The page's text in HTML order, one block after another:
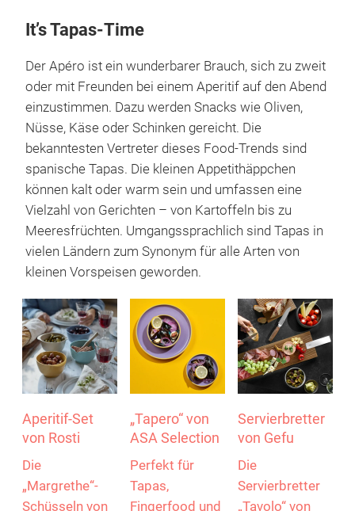
It’s Tapas-Time
Der Apéro ist ein wunderbarer Brauch, sich zu zweit
oder mit Freunden bei einem Aperitif auf den Abend
einzustimmen. Dazu werden Snacks wie Oliven,
Nüsse, Käse oder Schinken gereicht. Die
bekanntesten Vertreter dieses Food-Trends sind
spanische Tapas. Die kleinen Appetithäppchen
können kalt oder warm sein und umfassen eine
Vielzahl von Gerichten – von Kartoffeln bis zu
Meeresfrüchten. Umgangssprachlich sind Tapas in
vielen Ländern zum Synonym für alle Arten von
kleinen Vorspeisen geworden.
Aperitif-Set
von Rosti
Die
„Margrethe“-
„Tapero“ von
ASA Selection
Perfekt für
Tapas,
Servierbretter
von Gefu
Die
Servierbretter